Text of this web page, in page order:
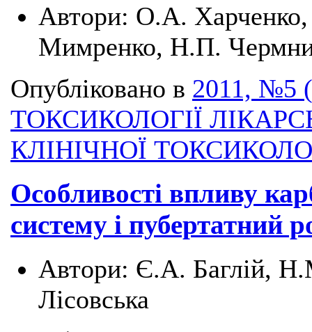
Автори: О.А.
Мимренко, Н.П.
Опубліковано в 2011, №5
ТОКСИКОЛОГІЇ
КЛІНІЧНОЇ
Особливості впливу
систему і пубертатний
Автори: Є.А. Баглій,
Лісовська